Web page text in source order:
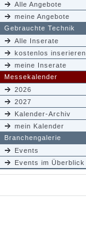
Alle Angebote
meine Angebote
Gebrauchte Technik
Alle Inserate
kostenlos inserieren
meine Inserate
Messekalender
2026
2027
Kalender-Archiv
mein Kalender
Branchengalerie
Events
Events im Überblick